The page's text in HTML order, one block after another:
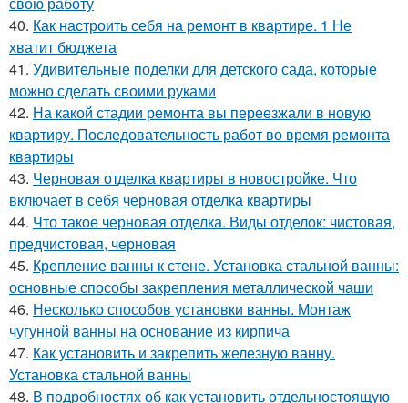
40. Как настроить себя на ремонт в квартире. 1 Не
хватит бюджета
41. Удивительные поделки для детского сада, которые
можно сделать своими руками
42. На какой стадии ремонта вы переезжали в новую
квартиру. Последовательность работ во время ремонта
квартиры
43. Черновая отделка квартиры в новостройке. Что
включает в себя черновая отделка квартиры
44. Что такое черновая отделка. Виды отделок: чистовая,
предчистовая, черновая
45. Крепление ванны к стене. Установка стальной ванны:
основные способы закрепления металлической чаши
46. Несколько способов установки ванны. Монтаж
чугунной ванны на основание из кирпича
47. Как установить и закрепить железную ванну.
Установка стальной ванны
48. В подробностях об как установить отдельностоящую